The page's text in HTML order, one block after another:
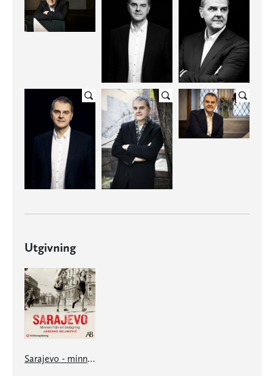
Utgivning
Sarajevo - minnen från en belägring